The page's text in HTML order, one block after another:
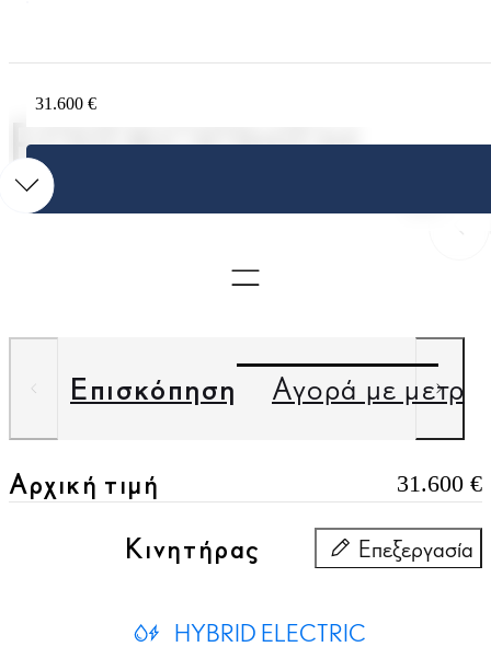
31.600 €
ΕΠΙΣΚΌΠΗΣΗ
Επισκόπηση Αγορά με
Αρχική τιμή 31.600 €
Κινητήρας Επεξεργασία
Κινητήρας
HYBRID ELECTRIC